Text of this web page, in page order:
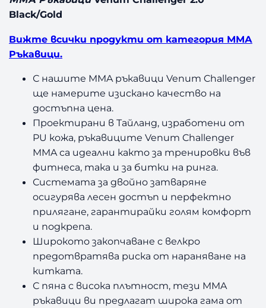
Black/Gold
Вижте всички продукти от категория ММА
Ръкавици.
С нашите MMA ръкавици Venum Challenger
ще намерите изискано качество на
достъпна цена.
Проектирани в Тайланд, изработени от
PU кожа, ръкавиците Venum Challenger
MMA са идеални както за тренировки във
фитнеса, така и за битки на ринга.
Системата за двойно затваряне
осигурява лесен достъп и перфектно
прилягане, гарантирайки голям комфорт
и подкрепа.
Широкото закопчаване с велкро
предотвратява риска от нараняване на
китката.
С пяна с висока плътност, тези MMA
ръкавици ви предлагат широка гама от